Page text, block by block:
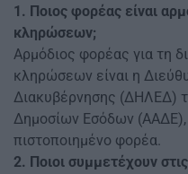
1. Ποιος φορέας είναι
κληρώσεων;
Αρμόδιος φορέας για τη
κληρώσεων είναι η
Διακυβέρνησης (ΔΗΛΕΔ)
Δημοσίων Εσόδων (ΑΑΔΕ),
πιστοποιημένο φορέα.
2. Ποιοι συμμετέχουν